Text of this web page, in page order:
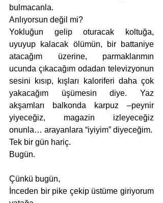
bulmacanla.
Anlıyorsun değil mi?
Yokluğun gelip oturacak koltuğa,
uyuyup kalacak ölümün, bir battaniye
atacağım üzerine, parmaklarımın
ucunda çıkacağım odadan televizyonun
sesini kısıp, kışları kaloriferi daha çok
yakacağım üşümesin diye. Yaz
akşamları balkonda karpuz –peynir
yiyeceğiz, magazin izleyeceğiz
Tek bir gün hariç.
Bugün.
Çünkü bugün,
İnceden bir pike çekip üstüme giriyorum